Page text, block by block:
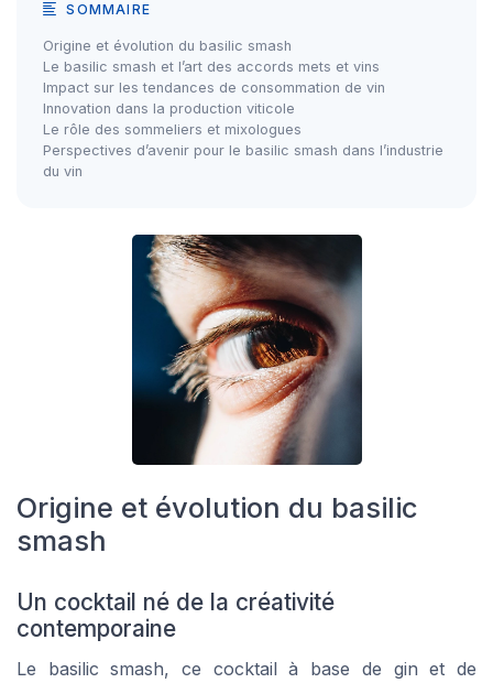
SOMMAIRE
Origine et évolution du basilic smash
Le basilic smash et l’art des accords mets et vins
Impact sur les tendances de consommation de vin
Innovation dans la production viticole
Le rôle des sommeliers et mixologues
Perspectives d’avenir pour le basilic smash dans l’industrie
du vin
Origine et évolution du basilic
smash
Un cocktail né de la créativité
contemporaine
Le basilic smash, ce cocktail à base de gin et de